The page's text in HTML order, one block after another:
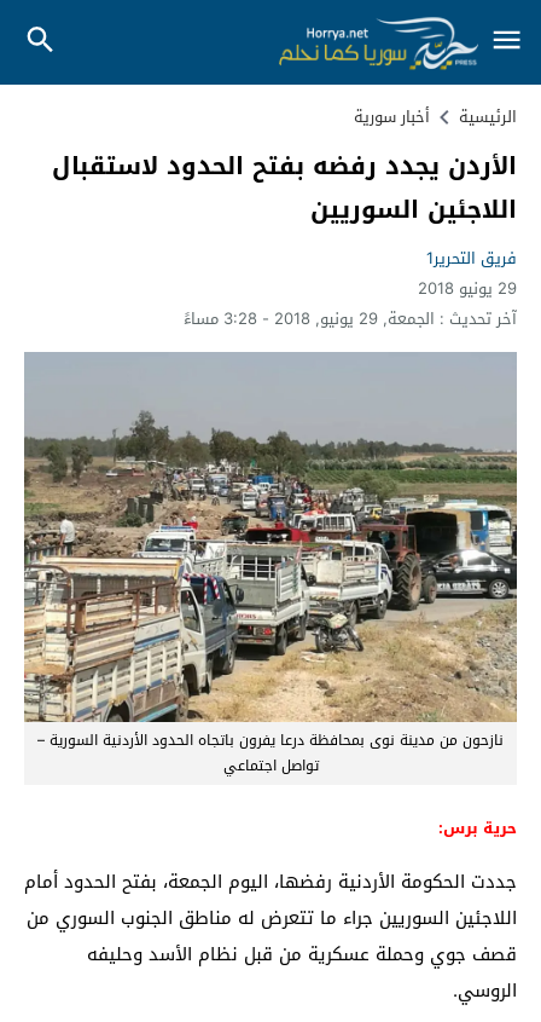
الرئيسية أخبار سورية
الأردن يجدد رفضه بفتح الحدود لاستقبال
اللاجئين السوريين
فريق التحرير1
29 يونيو 2018
آخر تحديث : الجمعة, 29 يونيو, 2018 - 3:28 مساءً
نازحون من مدينة نوى بمحافظة درعا يفرون باتجاه الحدود الأردنية السورية –
تواصل اجتماعي
حرية برس:
جددت الحكومة الأردنية رفضها، اليوم الجمعة، بفتح الحدود أمام
اللاجئين السوريين جراء ما تتعرض له مناطق الجنوب السوري من
قصف جوي وحملة عسكرية من قبل نظام الأسد وحليفه
الروسي.